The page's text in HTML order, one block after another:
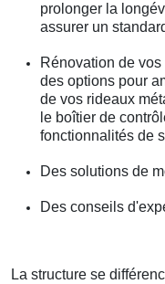
prolonger la
assurer un
Rénovation de
des options pour
de vos rideaux
le boîtier de
fonctionnalités de
Des solutions de
Des conseils
La structure se